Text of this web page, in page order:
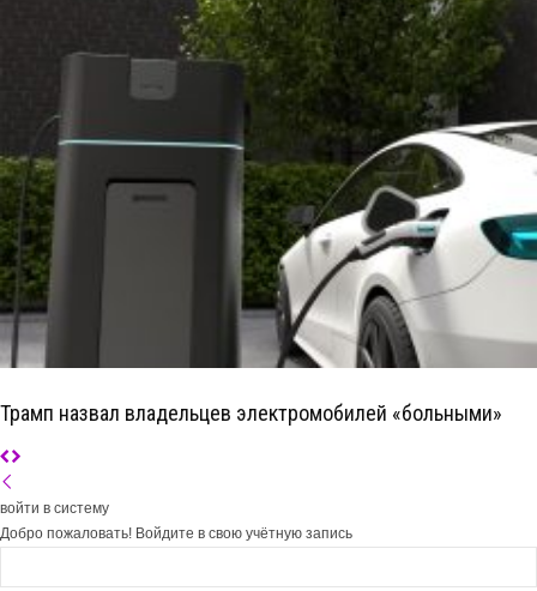
Трамп назвал владельцев электромобилей «больными»
войти в систему
Добро пожаловать! Войдите в свою учётную запись